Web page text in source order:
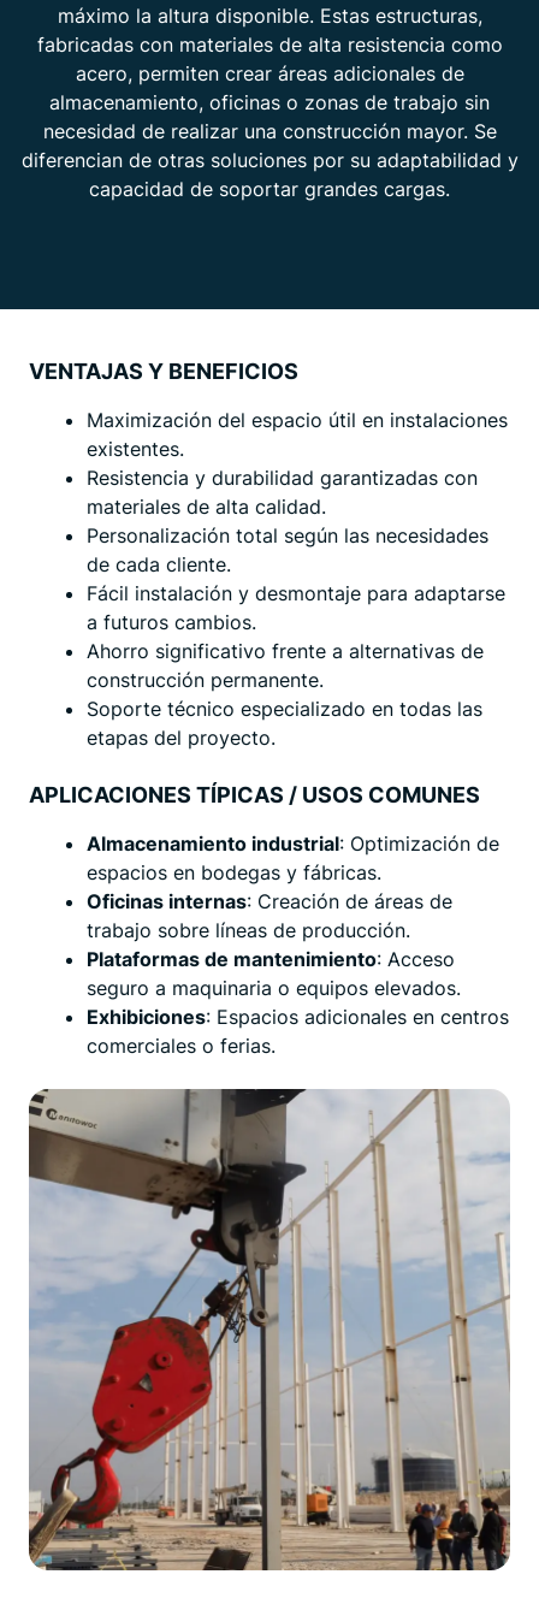
máximo la altura disponible. Estas estructuras,
fabricadas con materiales de alta resistencia como
acero, permiten crear áreas adicionales de
almacenamiento, oficinas o zonas de trabajo sin
necesidad de realizar una construcción mayor. Se
diferencian de otras soluciones por su adaptabilidad y
capacidad de soportar grandes cargas.
VENTAJAS Y BENEFICIOS
Maximización del espacio útil en instalaciones
existentes.
Resistencia y durabilidad garantizadas con
materiales de alta calidad.
Personalización total según las necesidades
de cada cliente.
Fácil instalación y desmontaje para adaptarse
a futuros cambios.
Ahorro significativo frente a alternativas de
construcción permanente.
Soporte técnico especializado en todas las
etapas del proyecto.
APLICACIONES TÍPICAS / USOS COMUNES
Almacenamiento industrial: Optimización de
espacios en bodegas y fábricas.
Oficinas internas: Creación de áreas de
trabajo sobre líneas de producción.
Plataformas de mantenimiento: Acceso
seguro a maquinaria o equipos elevados.
Exhibiciones: Espacios adicionales en centros
comerciales o ferias.